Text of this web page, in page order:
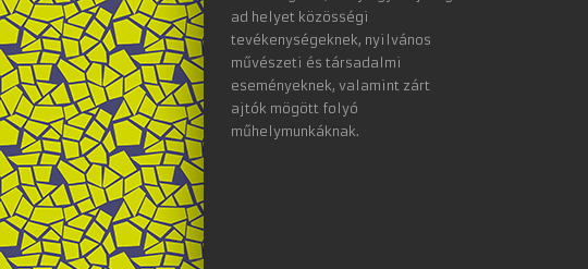
ad helyet közösségi
tevékenységeknek, nyilvános
művészeti és társadalmi
eseményeknek, valamint zárt
ajtók mögött folyó
műhelymunkáknak.